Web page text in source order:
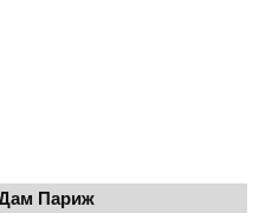
Париж